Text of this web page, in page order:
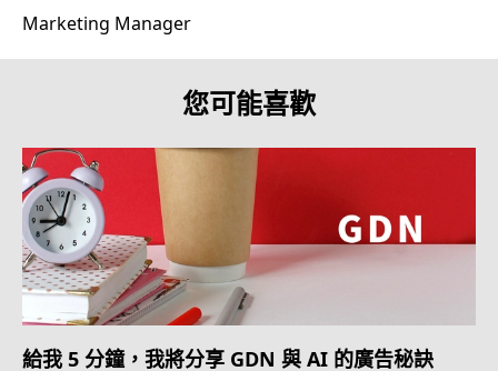
Marketing Manager
您可能喜歡
給我 5 分鐘，我將分享 GDN 與 AI 的廣告秘訣